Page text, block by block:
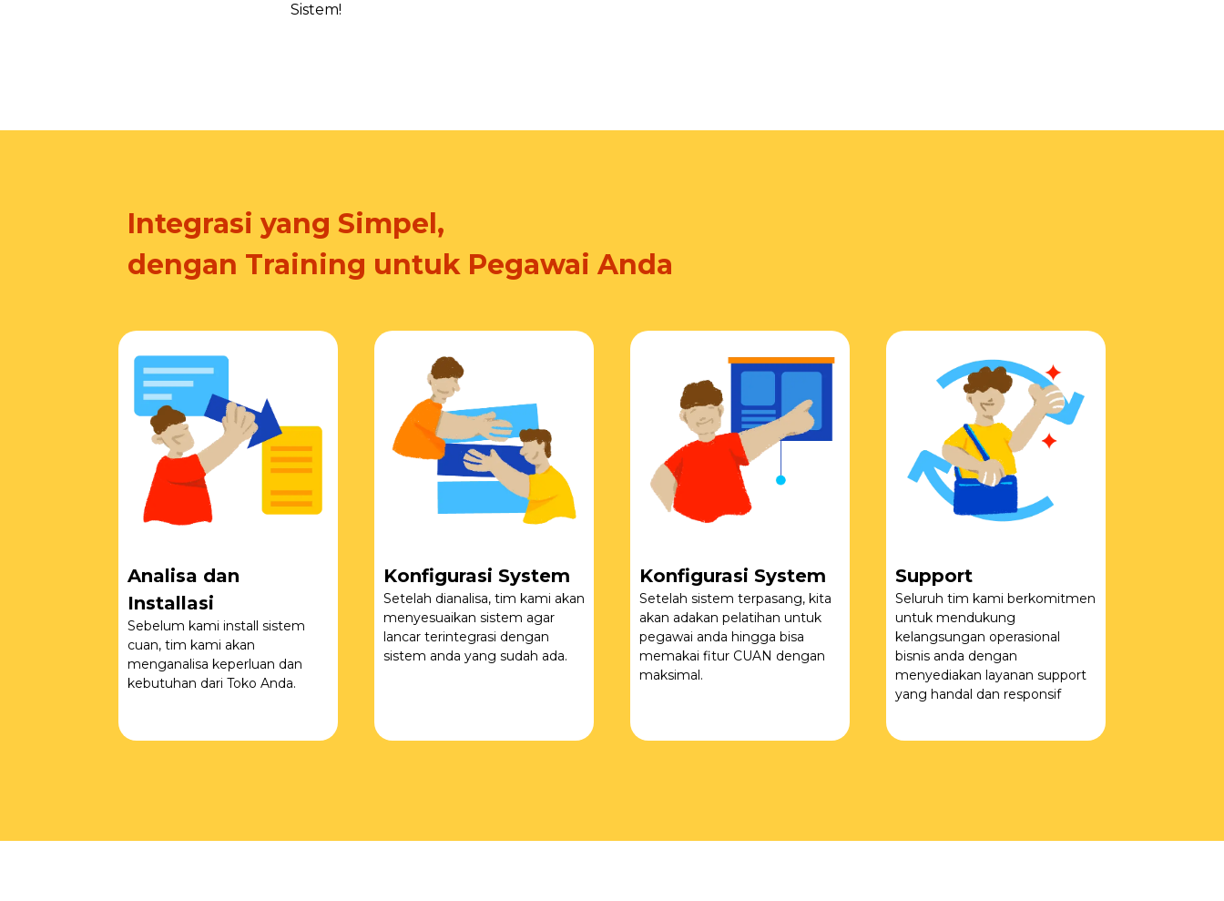
Sistem!
Integrasi yang Simpel,
dengan Training untuk Pegawai Anda
Analisa dan
Installasi
Sebelum kami install sistem
cuan, tim kami akan
menganalisa keperluan dan
kebutuhan dari Toko Anda.
Konfigurasi System
Setelah dianalisa, tim kami akan
menyesuaikan sistem agar
lancar terintegrasi dengan
sistem anda yang sudah ada.
Konfigurasi System
Setelah sistem terpasang, kita
akan adakan pelatihan untuk
pegawai anda hingga bisa
memakai fitur CUAN dengan
maksimal.
Support
Seluruh tim kami berkomitmen
untuk mendukung
kelangsungan operasional
bisnis anda dengan
menyediakan layanan support
yang handal dan responsif